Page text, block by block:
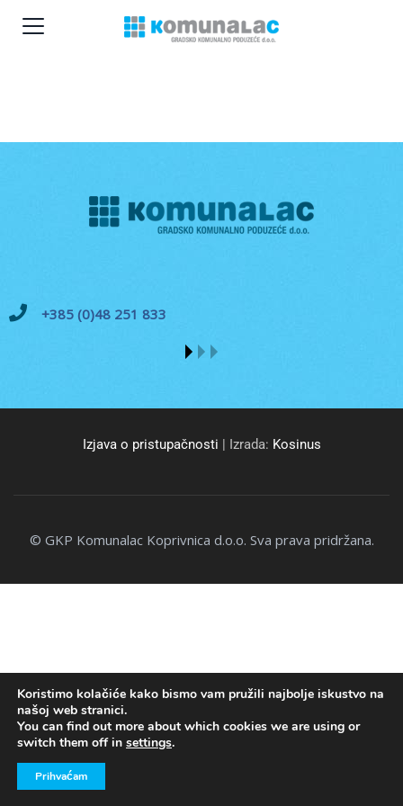
+385 (0)48 251 833
Izjava o pristupačnosti | Izrada: Kosinus
© GKP Komunalac Koprivnica d.o.o. Sva prava pridržana.
Koristimo kolačiće kako bismo vam pružili najbolje iskustvo na
našoj web stranici.
You can find out more about which cookies we are using or
switch them off in settings.
Prihvaćam